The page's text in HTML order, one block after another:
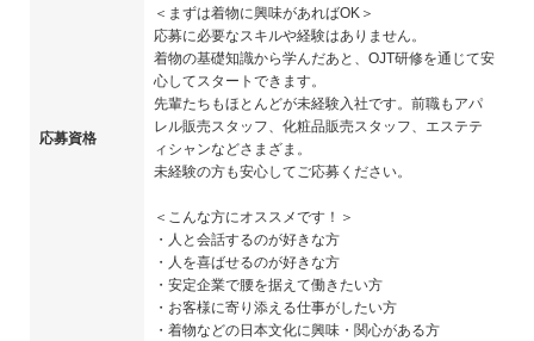
応募資格
＜まずは着物に興味があればOK＞
応募に必要なスキルや経験はありません。
着物の基礎知識から学んだあと、OJT研修を通じて安
心してスタートできます。
先輩たちもほとんどが未経験入社です。前職もアパ
レル販売スタッフ、化粧品販売スタッフ、エステテ
ィシャンなどさまざま。
未経験の方も安心してご応募ください。
＜こんな方にオススメです！＞
・人と会話するのが好きな方
・人を喜ばせるのが好きな方
・安定企業で腰を据えて働きたい方
・お客様に寄り添える仕事がしたい方
・着物などの日本文化に興味・関心がある方